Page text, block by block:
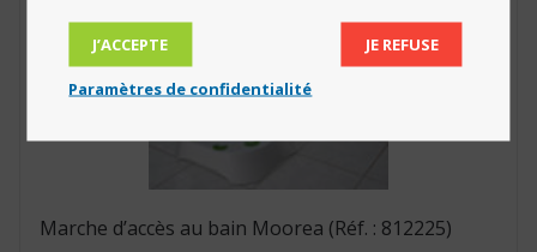
Marche d’accès au bain Moorea (Réf. : 812225)
J’ACCEPTE JE REFUSE
Paramètres de confidentialité